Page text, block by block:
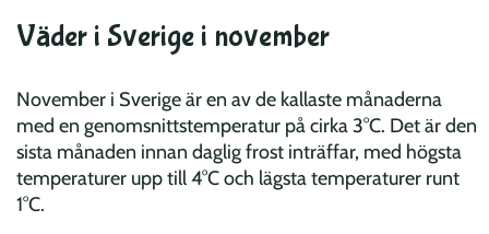
Väder i Sverige i november
November i Sverige är en av de kallaste månaderna
med en genomsnittstemperatur på cirka 3°C. Det är den
sista månaden innan daglig frost inträffar, med högsta
temperaturer upp till 4°C och lägsta temperaturer runt
1°C.